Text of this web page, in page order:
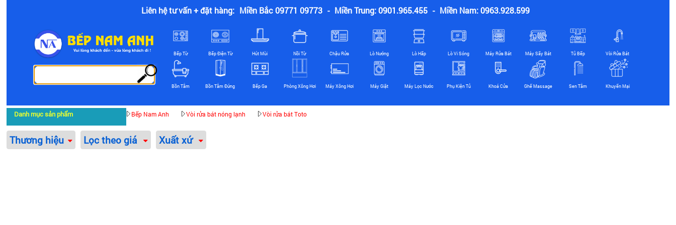
Liên hệ tư vấn + đặt hàng: Miền Bắc 09771 09773 - Miền Trung: 0901.965.455 - Miền Nam: 0963.928.599
Bếp Từ Bếp Điện Từ Hút Mùi Nồi Từ Chậu Rửa Lò Nướng Lò Hấp Lò Vi Sóng Máy Rửa Bát Máy Sấy Bát Tủ Bếp Vòi Rửa Bát
Bồn Tắm Bồn Tắm Đứng Bếp Ga Phòng Xông Hơi Máy Xông Hơi Máy Giặt Máy Lọc Nước Phụ Kiện Tủ Khoá Cửa Ghế Massage Sen Tắm Khuyến Mại
Danh mục sản phẩm Bếp Nam Anh Vòi rửa bát nóng lạnh Vòi rửa bát Toto
Thương hiệu Lọc theo giá Xuất xứ